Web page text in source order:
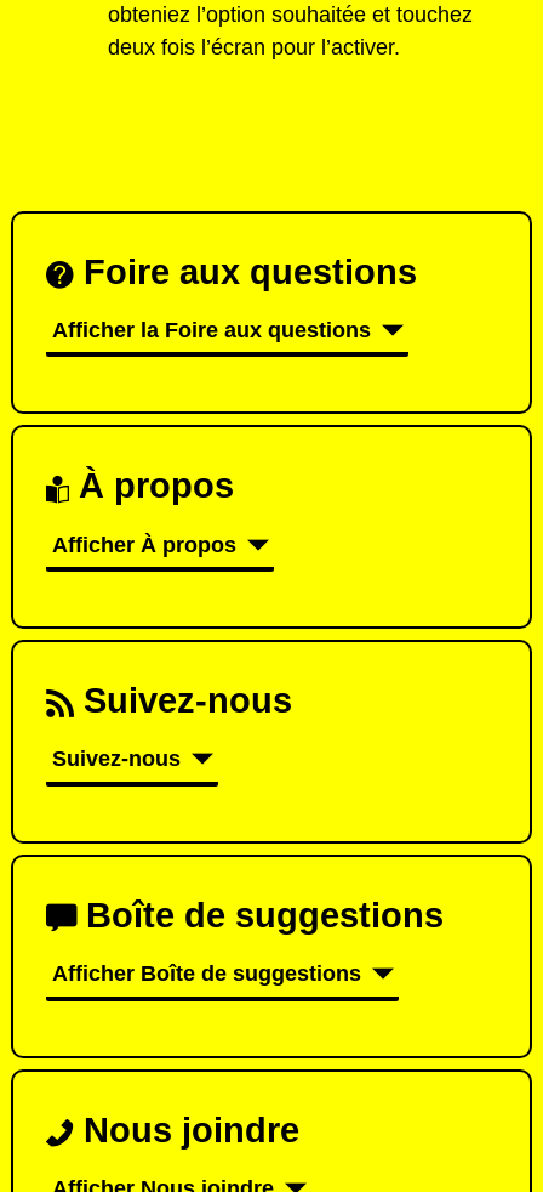
obteniez l’option souhaitée et touchez
deux fois l’écran pour l’activer.
Foire aux questions
Afficher la Foire aux questions
À propos
Afficher À propos
Suivez-nous
Suivez-nous
Boîte de suggestions
Afficher Boîte de suggestions
Nous joindre